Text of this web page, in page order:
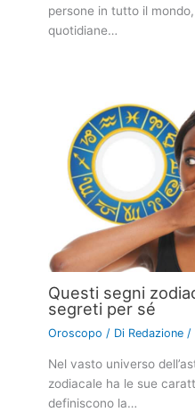
persone in tutto il
quotidiane…
Questi segni
segreti per sé
Oroscopo / Di Redazione /
Nel vasto universo
zodiacale ha le sue
definiscono la…